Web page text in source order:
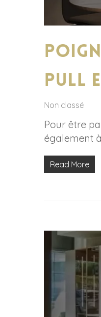
pull
Non classé
Pour être
également
Read More